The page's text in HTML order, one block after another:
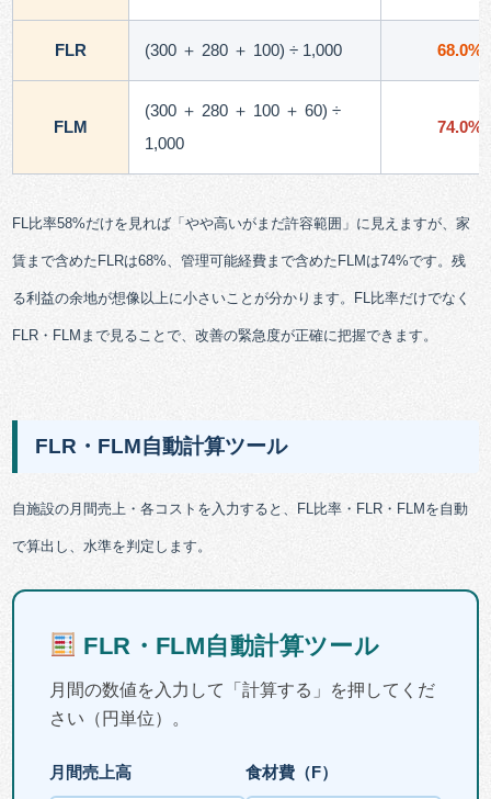
FLR (300 ＋ 280 ＋ 100) ÷ 1,000 68.0%
FLM
(300 ＋ 280 ＋ 100 ＋ 60) ÷
1,000
74.0%
FL比率58%だけを見れば「やや高いがまだ許容範囲」に見えますが、家
賃まで含めたFLRは68%、管理可能経費まで含めたFLMは74%です。残
る利益の余地が想像以上に小さいことが分かります。FL比率だけでなく
FLR・FLMまで見ることで、改善の緊急度が正確に把握できます。
FLR・FLM自動計算ツール
自施設の月間売上・各コストを入力すると、FL比率・FLR・FLMを自動
で算出し、水準を判定します。
FLR・FLM自動計算ツール
月間の数値を入力して「計算する」を押してくだ
さい（円単位）。
月間売上高 食材費（F）